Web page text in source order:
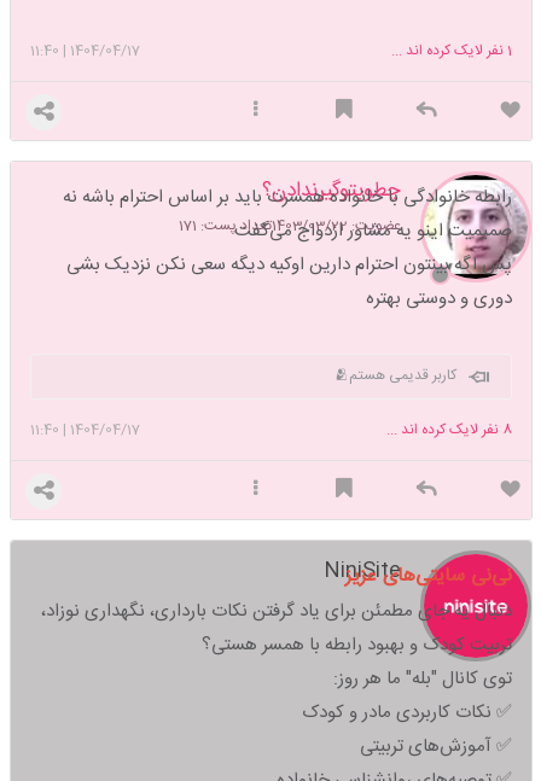
1404/04/17
|
11:40 1نفر لایک کرده اند ...
چطوبتوگیرندادن؟
عضویت: 1403/03/22 تعداد پست: 171
رابطه خانوادگی با خانواده همسرت باید بر اساس احترام باشه نه
صمیمیت اینو یه مشاور ازدواج می‌گفت
پس اگه بینتون احترام دارین اوکیه دیگه سعی نکن نزدیک بشی
دوری و دوستی بهتره
کاربر قدیمی هستم🫂
1404/04/17
|
11:40 8 نفر لایک کرده اند ...
NiniSite
نی‌نی سایتی‌های عزیز
دنبال یه جای مطمئن برای یاد گرفتن نکات بارداری، نگهداری نوزاد،
تربیت کودک و بهبود رابطه با همسر هستی؟
توی کانال "بله" ما هر روز:
✅ نکات کاربردی مادر و کودک
✅ آموزش‌های تربیتی